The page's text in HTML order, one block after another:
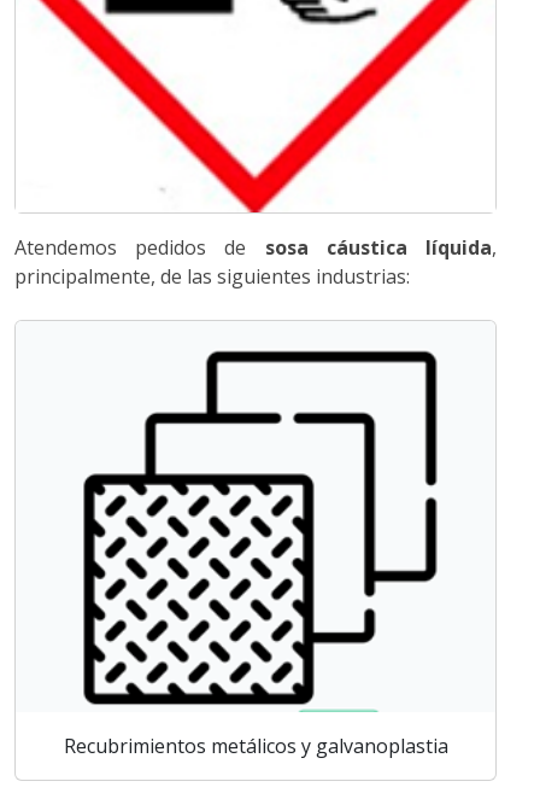
Atendemos pedidos de sosa cáustica líquida,
principalmente, de las siguientes industrias:
Recubrimientos metálicos y galvanoplastia